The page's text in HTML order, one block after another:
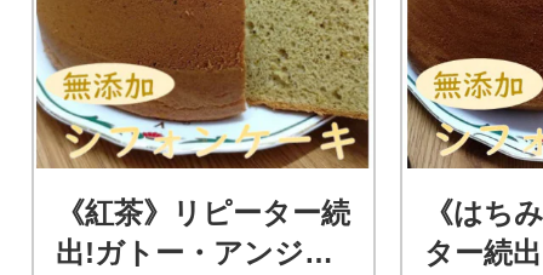
《紅茶》リピーター続
出!ガトー・アンジェ
《はち
ター続